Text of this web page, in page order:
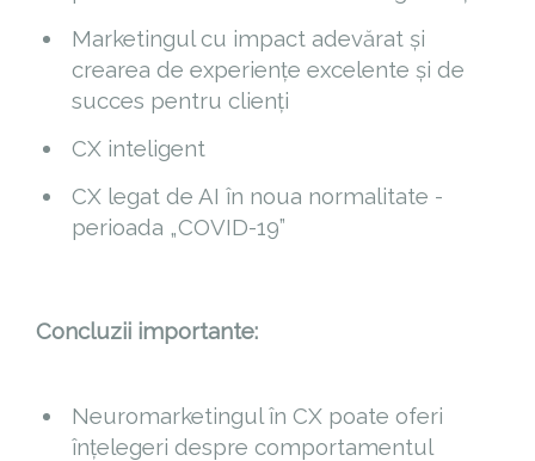
Marketingul cu impact adevărat și
crearea de experiențe excelente și de
succes pentru clienți
CX inteligent
CX legat de AI în noua normalitate -
perioada „COVID-19”
Concluzii importante:
Neuromarketingul în CX poate oferi
înțelegeri despre comportamentul